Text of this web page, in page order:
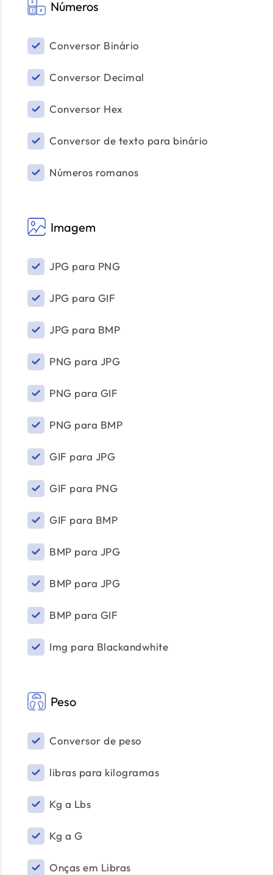
Números
Conversor Binário
Conversor Decimal
Conversor Hex
Conversor de texto para binário
Números romanos
Imagem
JPG para PNG
JPG para GIF
JPG para BMP
PNG para JPG
PNG para GIF
PNG para BMP
GIF para JPG
GIF para PNG
GIF para BMP
BMP para JPG
BMP para JPG
BMP para GIF
Img para Blackandwhite
Peso
Conversor de peso
libras para kilogramas
Kg a Lbs
Kg a G
Onças em Libras